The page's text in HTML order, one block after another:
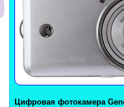
Цифровая фотокамера